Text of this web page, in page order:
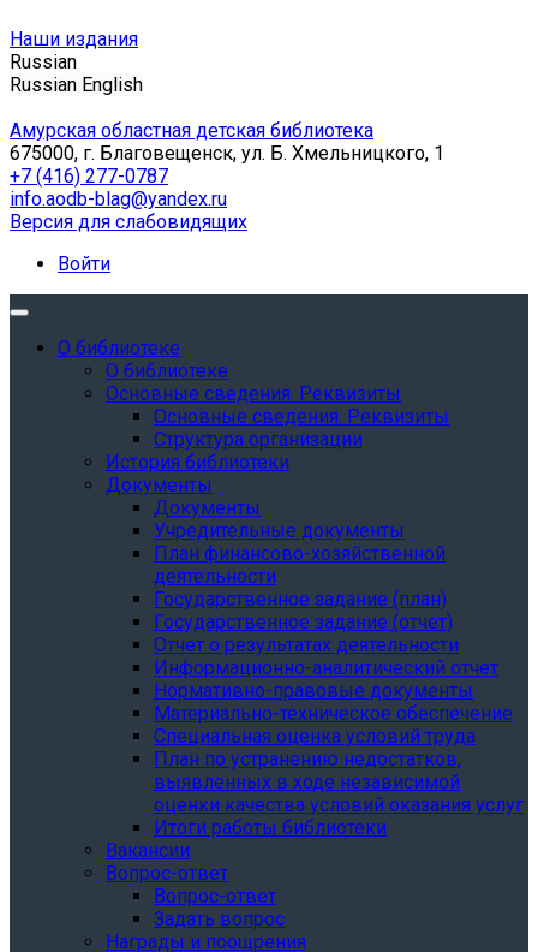
Наши издания
Russian
Russian English
Амурская областная детская библиотека
675000, г. Благовещенск, ул. Б. Хмельницкого, 1
+7 (416) 277-0787
info.aodb-blag@yandex.ru
Версия для слабовидящих
Войти
О библиотеке
О библиотеке
Основные сведения. Реквизиты
Основные сведения. Реквизиты
Структура организации
История библиотеки
Документы
Документы
Учредительные документы
План финансово-хозяйственной
деятельности
Государственное задание (план)
Государственное задание (отчет)
Отчет о результатах деятельности
Информационно-аналитический отчет
Нормативно-правовые документы
Материально-техническое обеспечение
Специальная оценка условий труда
План по устранению недостатков,
выявленных в ходе независимой
оценки качества условий оказания услуг
Итоги работы библиотеки
Вакансии
Вопрос-ответ
Вопрос-ответ
Задать вопрос
Награды и поощрения